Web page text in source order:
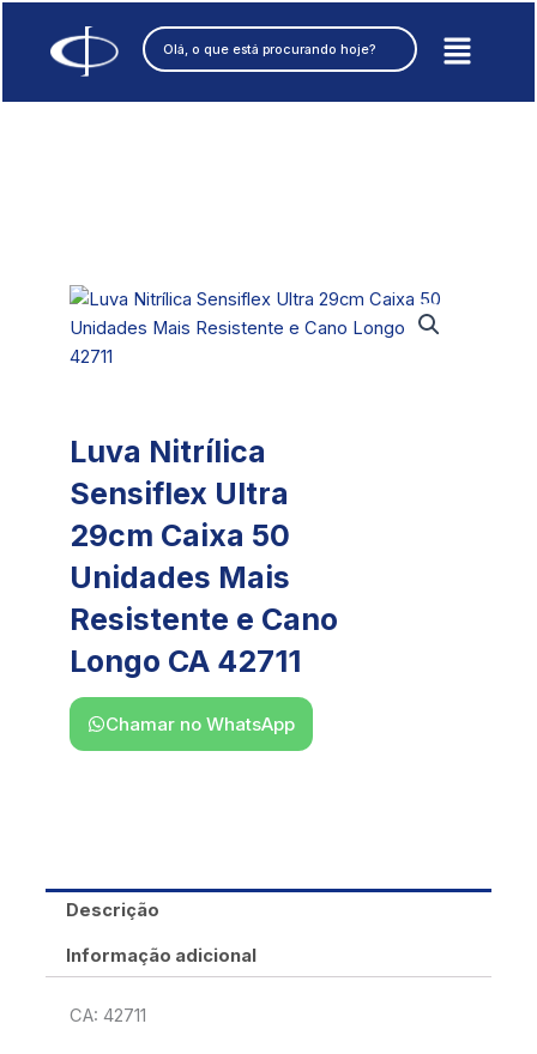
conteúdo
Pesquisar
Luva Nitrílica
Sensiflex Ultra
29cm Caixa 50
Unidades Mais
Resistente e Cano
Longo CA 42711
Chamar no WhatsApp
Descrição
Informação adicional
CA: 42711